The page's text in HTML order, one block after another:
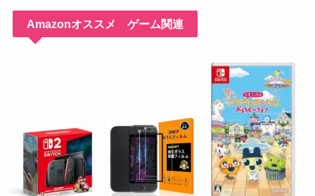
Amazonオススメ ゲーム関連